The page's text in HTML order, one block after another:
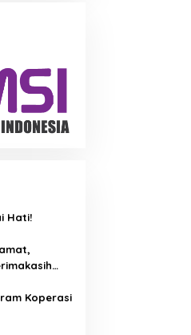
Hati!
Koperasi